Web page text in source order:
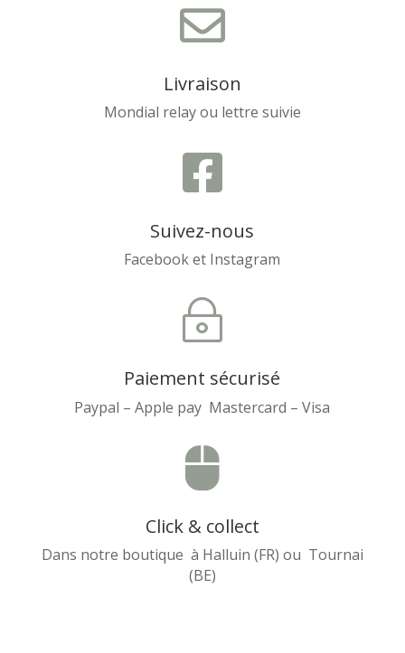

Livraison
Mondial relay ou lettre suivie

Suivez-nous
Facebook et Instagram
~
Paiement sécurisé
Paypal – Apple pay Mastercard – Visa

Click & collect
Dans notre boutique à Halluin (FR) ou Tournai
(BE)